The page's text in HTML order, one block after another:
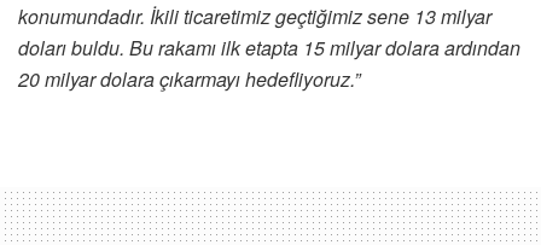
konumundadır. İkili ticaretimiz geçtiğimiz sene 13 milyar
doları buldu. Bu rakamı ilk etapta 15 milyar dolara ardından
20 milyar dolara çıkarmayı hedefliyoruz.”